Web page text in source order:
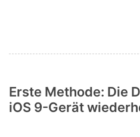
Erste Methode: Die
iOS 9-Gerät